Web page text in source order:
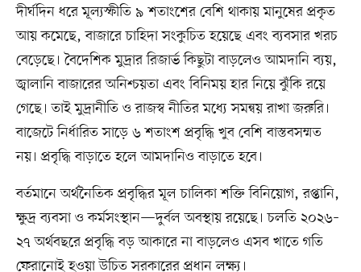
দীর্ঘদিন ধরে মূল্যস্ফীতি ৯ শতাংশের বেশি থাকায় মানুষের প্রকৃত
আয় কমেছে, বাজারে চাহিদা সংকুচিত হয়েছে এবং ব্যবসার খরচ
বেড়েছে। বৈদেশিক মুদ্রার রিজার্ভ কিছুটা বাড়লেও আমদানি ব্যয়,
জ্বালানি বাজারের অনিশ্চয়তা এবং বিনিময় হার নিয়ে ঝুঁকি রয়ে
গেছে। তাই মুদ্রানীতি ও রাজস্ব নীতির মধ্যে সমন্বয় রাখা জরুরি।
বাজেটে নির্ধারিত সাড়ে ৬ শতাংশ প্রবৃদ্ধি খুব বেশি বাস্তবসম্মত
নয়। প্রবৃদ্ধি বাড়াতে হলে আমদানিও বাড়াতে হবে।
বর্তমানে অর্থনৈতিক প্রবৃদ্ধির মূল চালিকা শক্তি বিনিয়োগ, রপ্তানি,
ক্ষুদ্র ব্যবসা ও কর্মসংস্থান—দুর্বল অবস্থায় রয়েছে। চলতি ২০২৬–
২৭ অর্থবছরে প্রবৃদ্ধি বড় আকারে না বাড়লেও এসব খাতে গতি
ফেরানোই হওয়া উচিত সরকারের প্রধান লক্ষ্য।